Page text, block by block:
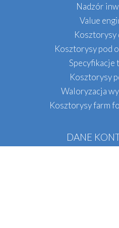
Nadzór
Value
Kosztorysy
Kosztorysy pod
Specyfikacje
Kosztorysy
Waloryzacja
Kosztorysy farm
DANE